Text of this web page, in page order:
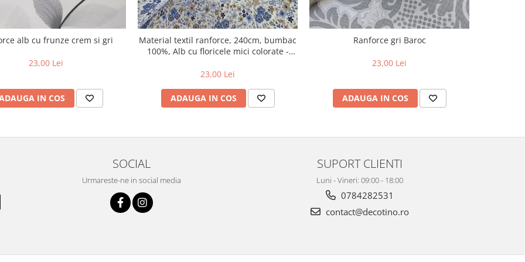
alb cu frunze crem si gri
23,00 Lei
IN COS
Material textil ranforce, 240cm, bumbac
100%, Alb cu floricele mici colorate -
23,00 Lei
ADAUGA IN COS
Ranforce gri Baroc
23,00 Lei
ADAUGA IN COS
SOCIAL
Urmareste-ne in social media
SUPORT CLIENTI
Luni - Vineri: 09:00 - 18:00
0784282531
contact@decotino.ro